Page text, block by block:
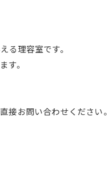
る理容室です。
す。
接お問い合わせください。